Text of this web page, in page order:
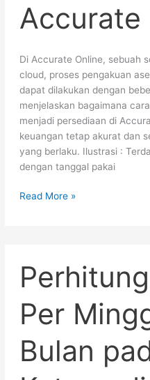
Accurate
Di Accurate Online, sebuah
cloud, proses pengakuan
dapat dilakukan dengan
menjelaskan bagaimana
menjadi persediaan di
keuangan tetap akurat dan
yang berlaku. Ilustrasi :
dengan tanggal pakai
Read More »
Per
Bulan
Jual
Per
dan
Bulan
pada